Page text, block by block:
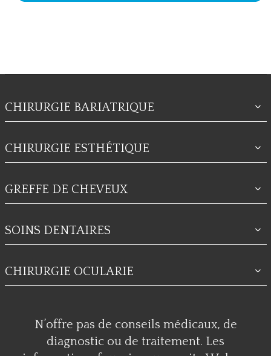
CHIRURGIE BARIATRIQUE
CHIRURGIE ESTHÉTIQUE
GREFFE DE CHEVEUX
SOINS DENTAIRES
CHIRURGIE OCULARIE
N’offre pas de conseils médicaux, de
diagnostic ou de traitement. Les